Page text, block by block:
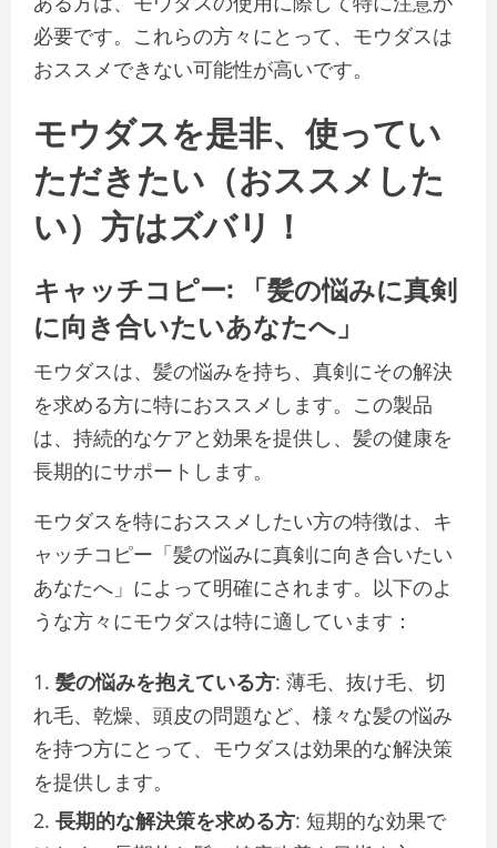
必要です。これらの方々にとって、モウダスは
おススメできない可能性が高いです。
モウダスを是非、使ってい
ただきたい（おススメした
い）方はズバリ！
キャッチコピー: 「髪の悩みに真剣
に向き合いたいあなたへ」
モウダスは、髪の悩みを持ち、真剣にその解決
を求める方に特におススメします。この製品
は、持続的なケアと効果を提供し、髪の健康を
長期的にサポートします。
モウダスを特におススメしたい方の特徴は、キ
ャッチコピー「髪の悩みに真剣に向き合いたい
あなたへ」によって明確にされます。以下のよ
うな方々にモウダスは特に適しています：
髪の悩みを抱えている方: 薄毛、抜け毛、切
れ毛、乾燥、頭皮の問題など、様々な髪の悩み
を持つ方にとって、モウダスは効果的な解決策
を提供します。
長期的な解決策を求める方: 短期的な効果で